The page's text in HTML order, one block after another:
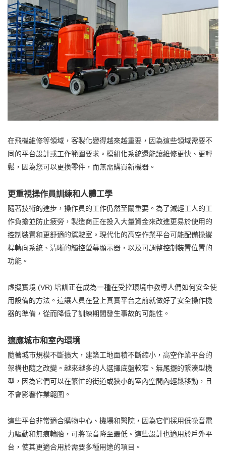
在飛機維修等領域，客製化變得越來越重要，因為這些領域需要不
同的平台設計或工作範圍要求。模組化系統還能讓維修更快、更輕
鬆，因為您可以更換零件，而無需購買新機器。
更重視操作員訓練和人體工學
隨著技術的進步，操作員的工作仍然至關重要。為了減輕工人的工
作負擔並防止疲勞，製造商正在投入大量資金來改進更易於使用的
控制裝置和更舒適的駕駛室。現代化的高空作業平台可能配備操縱
桿轉向系統、清晰的觸控螢幕顯示器，以及可調整控制裝置位置的
功能。
虛擬實境 (VR) 培訓正在成為一種在受控環境中教導人們如何安全使
用設備的方法。這讓人員在登上真實平台之前就做好了安全操作機
器的準備，從而降低了訓練期間發生事故的可能性。
適應城市和室內環境
隨著城市規模不斷擴大，建築工地面積不斷縮小，高空作業平台的
架構也隨之改變。越來越多的人選擇底盤較窄、無尾擺的緊湊型機
型，因為它們可以在繁忙的街道或狹小的室內空間內輕鬆移動，且
不會影響作業範圍。
這些平台非常適合購物中心、機場和醫院，因為它們採用低噪音電
力驅動和無痕輪胎，可將噪音降至最低。這些設計也適用於戶外平
台，使其更適合用於需要多種用途的項目。